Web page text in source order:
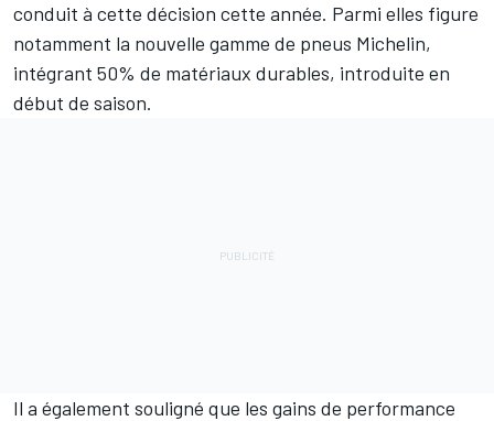
conduit à cette décision cette année. Parmi elles figure
notamment la nouvelle gamme de pneus Michelin,
intégrant 50% de matériaux durables, introduite en
début de saison.
Il a également souligné que les gains de performance